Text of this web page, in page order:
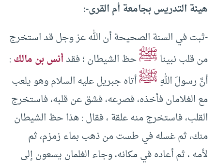
هيئة التدريس بجامعة أم القرى-:
-ثبت في السنة الصحيحة أن الله عز وجل قد استخرج
من قلب نبيناﷺحظ الشيطان ؛ فقدأنس بن مالك:
أنَّ رسولَ اللهِﷺأتاه جبريل عليه السلام وهو يلعب
مع الغلامان فأخذه، فصرعه، فشق عن قلبه، فاستخرج
القلب، فاستخرج منه علقة ، فقال : هذا حظ الشيطان
منك، ثم غسله في طست من ذهب بماء زمزم، ثم
لأمه ، ثم أعاده في مكانه، وجاء الغلمان يسعون إلى